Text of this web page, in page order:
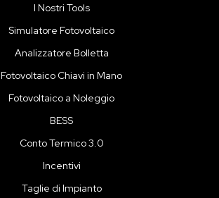
I Nostri Tools
Simulatore Fotovoltaico
Analizzatore Bolletta
Fotovoltaico Chiavi in Mano
Fotovoltaico a Noleggio
BESS
Conto Termico 3.0
Incentivi
Taglie di Impianto